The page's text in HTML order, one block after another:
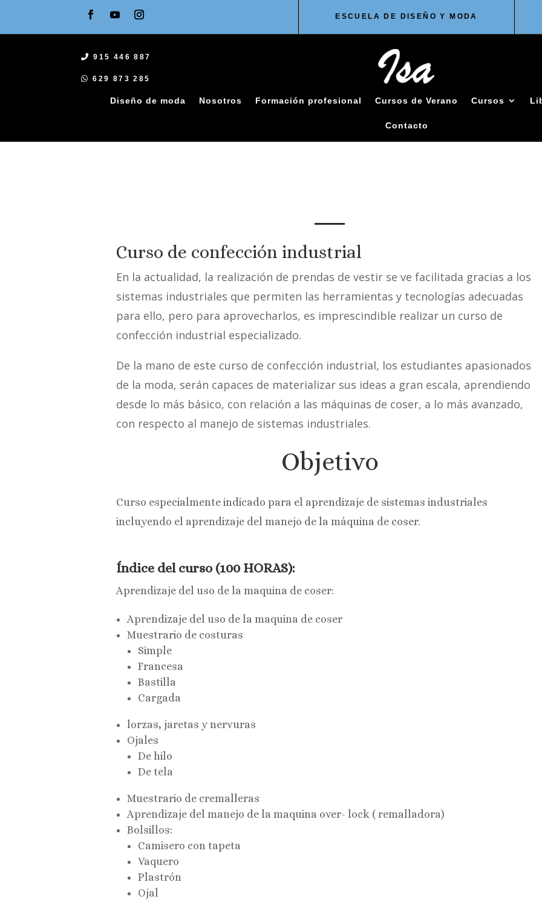
ESCUELA DE DISEÑO Y MODA
915 446 887
629 873 285
Diseño de moda Nosotros Formación profesional Cursos de Verano Cursos
Contacto
Curso de confección industrial
En la actualidad, la realización de prendas de vestir se ve facilitada gracias a los
sistemas industriales que permiten las herramientas y tecnologías adecuadas
para ello, pero para aprovecharlos, es imprescindible realizar un curso de
confección industrial especializado.
De la mano de este curso de confección industrial, los estudiantes apasionados
de la moda, serán capaces de materializar sus ideas a gran escala, aprendiendo
desde lo más básico, con relación a las máquinas de coser, a lo más avanzado,
con respecto al manejo de sistemas industriales.
Objetivo
Curso especialmente indicado para el aprendizaje de sistemas industriales
incluyendo el aprendizaje del manejo de la máquina de coser.
Índice del curso (100 HORAS):
Aprendizaje del uso de la maquina de coser:
Aprendizaje del uso de la maquina de coser
Muestrario de costuras
Simple
Francesa
Bastilla
Cargada
lorzas, jaretas y nervuras
Ojales
De hilo
De tela
Muestrario de cremalleras
Aprendizaje del manejo de la maquina over- lock ( remalladora)
Bolsillos:
Camisero con tapeta
Vaquero
Plastrón
Ojal